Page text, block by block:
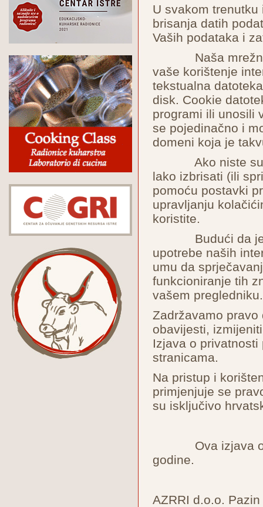
U svakom
brisanja datih
Vaših podataka i
Naša mrežna
vaše korištenje
tekstualna
disk. Cookie
programi ili unosili
se pojedinačno i
domeni koja je
Ako niste
lako izbrisati (ili
pomoću postavki
upravljanju
koristite.
Budući da je
upotrebe naših
umu da
funkcioniranje tih
vašem
Zadržavamo
obavijesti,
Izjava o
stranicama.
Na pristup i
primjenjuje se
su isključivo
Ova izjava o
godine.
AZRRI d.o.o. Pazin